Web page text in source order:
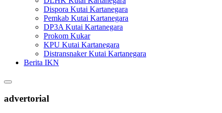
Dispora Kutai Kartanegara
Pemkab Kutai Kartanegara
DP3A Kutai Kartanegara
Prokom Kukar
KPU Kutai Kartanegara
Distransnaker Kutai Kartanegara
Berita IKN
advertorial